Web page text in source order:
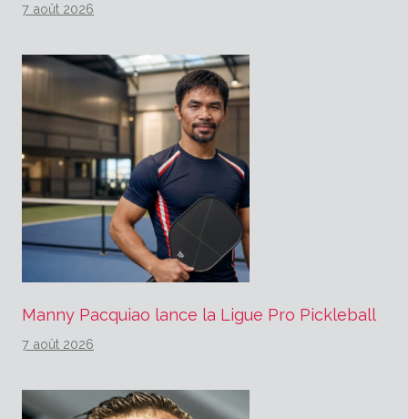
7 août 2026
Manny Pacquiao lance la Ligue Pro Pickleball
7 août 2026